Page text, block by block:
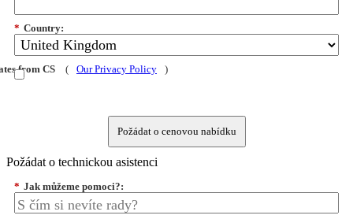
* Country:
from CS ( Our Privacy Policy )
Požádat o cenovou nabídku
Požádat o technickou asistenci
* Jak můžeme pomoci?: